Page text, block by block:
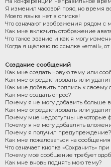
Я изменил часовой пояс, но время
Моего языка нет в списке!
Что означают изображения рядом с
Как мне включить отображение
Что такое звание и как я могу
Когда я щёлкаю по ссылке «email»,
Создание сообщений
Как мне создать новую тему или
Как мне отредактировать или
Как мне добавить подпись к своему
Как мне создать опрос?
Почему я не могу добавить больше
Как мне отредактировать или
Почему мне недоступны некоторые
Почему я не могу добавлять
Почему я получил предупреждение?
Как мне пожаловаться на
Что означает кнопка «Сохранить»
Почему моё сообщение требует
Как мне вновь поднять мою тему?